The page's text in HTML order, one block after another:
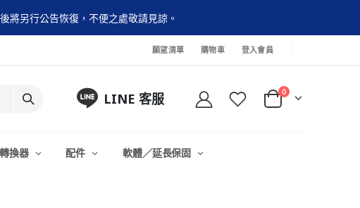
將另行公告恢復，不便之處敬請見諒。
願望清單 購物車 登入會員
LINE 客服 0
換器 配件 軟體／延長保固